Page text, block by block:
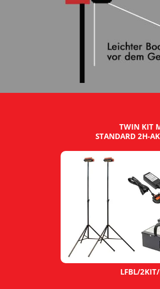
TWIN KIT
STANDARD 2H-
LFBL/2KIT/